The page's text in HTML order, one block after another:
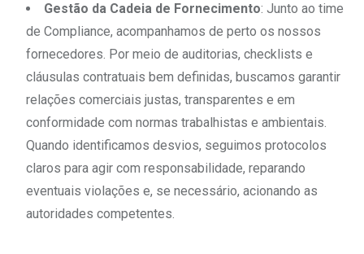
Gestão da Cadeia de Fornecimento: Junto ao time
de Compliance, acompanhamos de perto os nossos
fornecedores. Por meio de auditorias, checklists e
cláusulas contratuais bem definidas, buscamos garantir
relações comerciais justas, transparentes e em
conformidade com normas trabalhistas e ambientais.
Quando identificamos desvios, seguimos protocolos
claros para agir com responsabilidade, reparando
eventuais violações e, se necessário, acionando as
autoridades competentes.